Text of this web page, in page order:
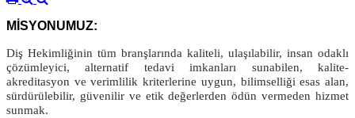
MİSYONUMUZ:
Diş Hekimliğinin tüm branşlarında kaliteli, ulaşılabilir, insan odaklı
çözümleyici, alternatif tedavi imkanları sunabilen, kalite-
akreditasyon ve verimlilik kriterlerine uygun, bilimselliği esas alan,
sürdürülebilir, güvenilir ve etik değerlerden ödün vermeden hizmet
sunmak.